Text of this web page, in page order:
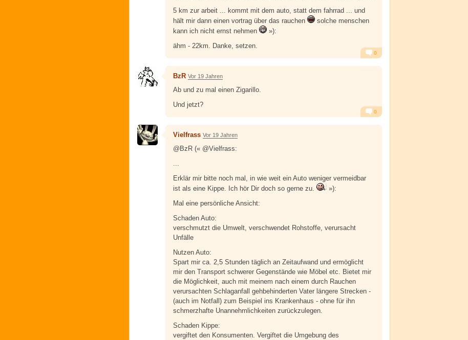
5 km zur arbeit ... kommt mit dem auto, statt dem fahrrad ... und
hält mir dann einen vortrag über das rauchen
solche menschen
kann ich nicht ernst nehmen
»):
ähm - 22km. Danke, setzen.
Alarm Antworten
0
BzR Vor 19 Jahren
Ab und zu mal einen Zigarillo.
Und jetzt?
Alarm Antworten
0
Vielfrass Vor 19 Jahren
@BzR (« @Vielfrass:
Erklär mir bitte noch mal, in wie weit ein Auto weniger vermeidbar
ist als eine Kippe. Ich hör Dir doch so gerne zu.
»):
Mal eine persönliche Ansicht:
Schaden Auto:
verschmutzt die Umwelt, verschwendet Rohstoffe, verursacht
Unfälle
Nutzen Auto:
Spart mir ca. 2,5 Stunden täglich an Zeitaufwand und ermöglicht
mir den Transport schwerer Gegenstände wie Möbel etc. Bietet mir
die Möglichkeit, auch mit meinem nach einem durch Rauchen
verursachten Schlaganfall gehbehinderten Vater längere Strecken -
(auch im Notfall) zum Beispiel ins Krankenhaus - ohne für ihn
schmerzhafte Unannehmlichkeiten zurückzulegen.
Schaden Kippe:
vergiftet den Konsumenten. Vergiftet die Umgebung des